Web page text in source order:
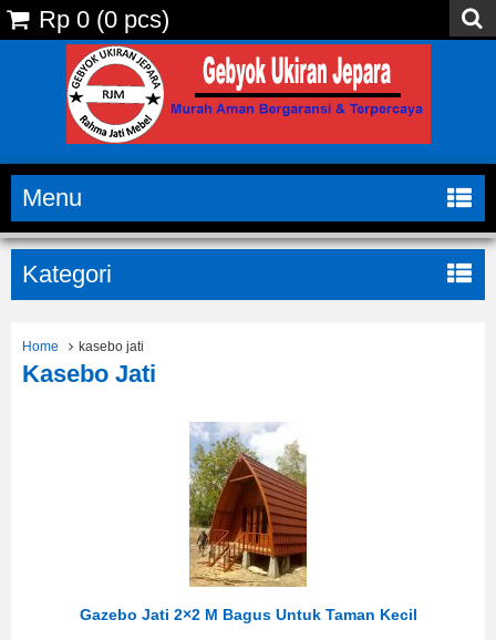
Rp 0 (0 pcs)
Menu
Kategori
Home kasebo jati
Kasebo Jati
Gazebo Jati 2×2 M Bagus Untuk Taman Kecil